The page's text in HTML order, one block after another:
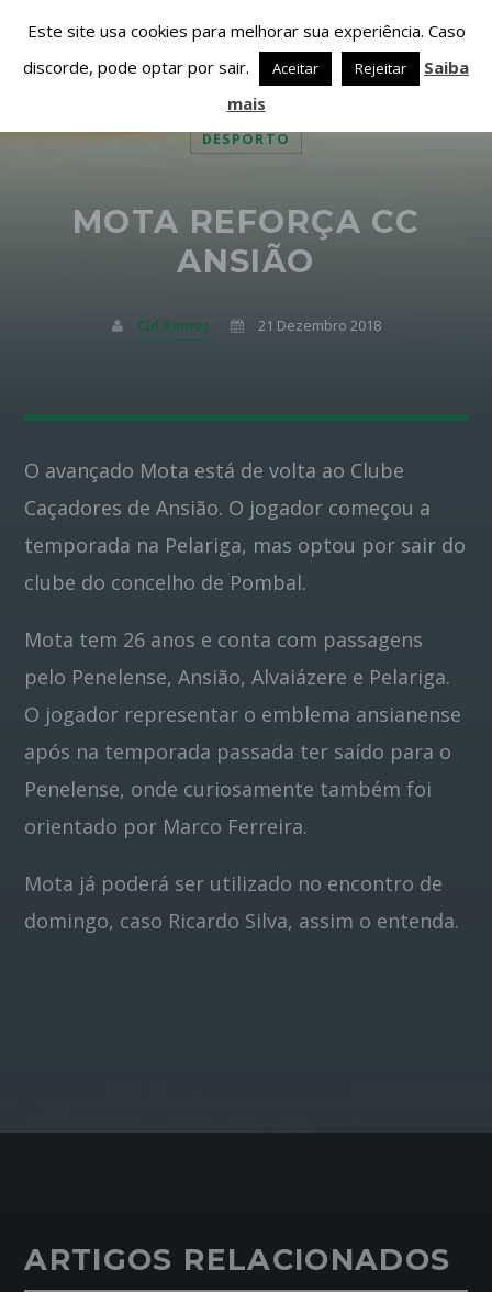
PESQUISAR NESTE WEBSITE:
PARTILHAR ESTA PÁGINA EM:
Twitter
Google+
Pinterest
DESPORTO
MOTA REFORÇA CC
ANSIÃO
Cid Ramos 21 Dezembro 2018
O avançado Mota está de volta ao Clube
Caçadores de Ansião. O jogador começou a
temporada na Pelariga, mas optou por sair do
clube do concelho de Pombal.
Mota tem 26 anos e conta com passagens
pelo Penelense, Ansião, Alvaiázere e Pelariga.
O jogador representar o emblema ansianense
após na temporada passada ter saído para o
Penelense, onde curiosamente também foi
orientado por Marco Ferreira.
Mota já poderá ser utilizado no encontro de
domingo, caso Ricardo Silva, assim o entenda.
ARTIGOS RELACIONADOS
Este site usa cookies para melhorar sua experiência. Caso
discorde, pode optar por sair.
Aceitar Rejeitar
Saiba
mais